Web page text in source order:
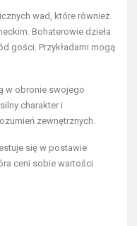
wad, które również
Bohaterowie dzieła
gości. Przykładami mogą
w obronie swojego
charakter i
zewnętrznych.
się w postawie
ceni sobie wartości